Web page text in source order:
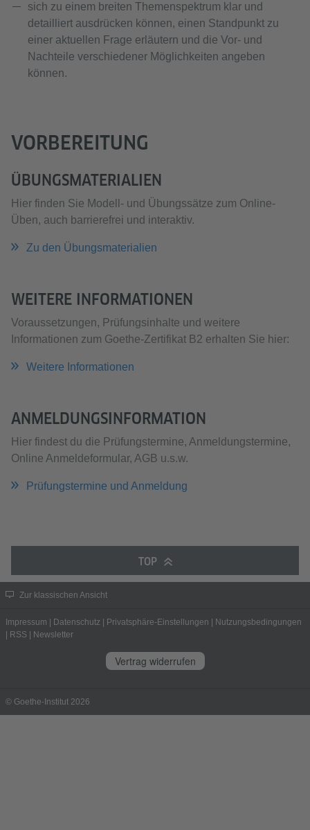
sich zu einem breiten Themenspektrum klar und
detailliert ausdrücken können, einen Standpunkt zu
einer aktuellen Frage erläutern und die Vor- und
Nachteile verschiedener Möglichkeiten angeben
können.
VORBEREITUNG
ÜBUNGSMATERIALIEN
Hier finden Sie Modell- und Übungssätze zum Online-
Üben, auch barrierefrei und interaktiv.
Zu den Übungsmaterialien
WEITERE INFORMATIONEN
Voraussetzungen, Prüfungsinhalte und weitere
Informationen zum Goethe-Zertifikat B2 erhalten Sie hier:
Weitere Informationen
ANMELDUNGSINFORMATION
Hier findest du die Prüfungstermine, Anmeldungstermine,
Online Anmeldeformular, AGB u.s.w.
Prüfungstermine und Anmeldung
TOP
Zur klassischen Ansicht
Impressum Datenschutz Privatsphäre-Einstellungen
Nutzungsbedingungen
RSS Newsletter
Vertrag widerrufen
© Goethe-Institut 2026